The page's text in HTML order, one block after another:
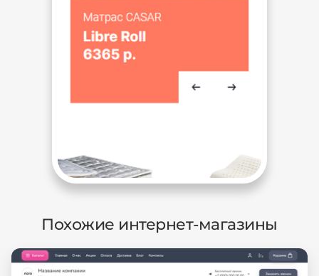
Похожие интернет-магазины